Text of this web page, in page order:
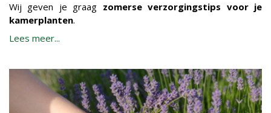
Wij geven je graag zomerse verzorgingstips voor je
kamerplanten.
Lees meer...